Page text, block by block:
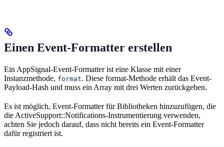
Einen Event-Formatter erstellen
Ein AppSignal-Event-Formatter ist eine Klasse mit einer
Instanzmethode, format. Diese format-Methode erhält das Event-
Payload-Hash und muss ein Array mit drei Werten zurückgeben.
Es ist möglich, Event-Formatter für Bibliotheken hinzuzufügen, die
die ActiveSupport::Notifications-Instrumentierung verwenden,
achten Sie jedoch darauf, dass nicht bereits ein Event-Formatter
dafür registriert ist.